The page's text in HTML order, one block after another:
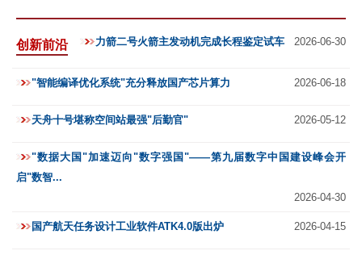
创新前沿 力箭二号火箭主发动机完成长程鉴定试车 2026-06-30
"智能编译优化系统"充分释放国产芯片算力 2026-06-18
天舟十号堪称空间站最强"后勤官" 2026-05-12
"数据大国"加速迈向"数字强国"——第九届数字中国建设峰会开
启"数智...
2026-04-30
国产航天任务设计工业软件ATK4.0版出炉 2026-04-15